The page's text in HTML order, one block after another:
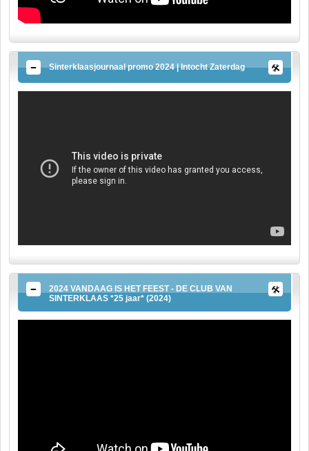
Sinterklaasjournaal promo 2024 | Intocht Zaterdag
2024 VANDAAG IS HET FEEST - DE CLUB VAN
SINTERKLAAS *25 jaar* (2024)